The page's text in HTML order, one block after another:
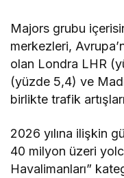
Majors grubu
merkezleri,
olan Londra LHR
(yüzde 5,4) ve
birlikte trafik
2026 yılına ilişkin
40 milyon üzeri
Havalimanları”